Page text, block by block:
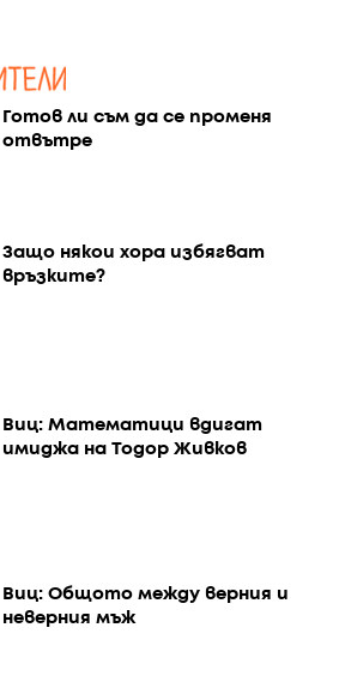
Готов ли съм да се променя
отвътре
Защо някои хора избягват
връзките?
Виц: Математици вдигат
имиджа на Тодор Живков
Виц: Общото между верния и
неверния мъж